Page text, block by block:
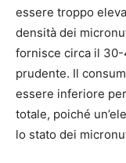
essere troppo
densità dei
fornisce circa il
prudente. Il
essere inferiore
totale, poiché
lo stato dei